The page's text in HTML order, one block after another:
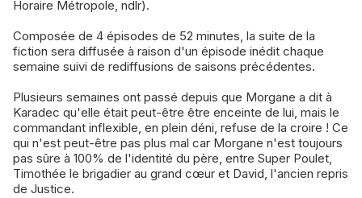
Horaire Métropole, ndlr).
Composée de 4 épisodes de 52 minutes, la suite de la
fiction sera diffusée à raison d'un épisode inédit chaque
semaine suivi de rediffusions de saisons précédentes.
Plusieurs semaines ont passé depuis que Morgane a dit à
Karadec qu'elle était peut-être être enceinte de lui, mais le
commandant inflexible, en plein déni, refuse de la croire ! Ce
qui n'est peut-être pas plus mal car Morgane n'est toujours
pas sûre à 100% de l'identité du père, entre Super Poulet,
Timothée le brigadier au grand cœur et David, l'ancien repris
de Justice.